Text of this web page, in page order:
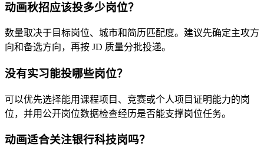
动画秋招应该投多少岗位？
数量取决于目标岗位、城市和简历匹配度。建议先确定主攻方
向和备选方向，再按 JD 质量分批投递。
没有实习能投哪些岗位？
可以优先选择能用课程项目、竞赛或个人项目证明能力的岗
位，并用公开岗位数据检查经历是否能支撑岗位任务。
动画适合关注银行科技岗吗？